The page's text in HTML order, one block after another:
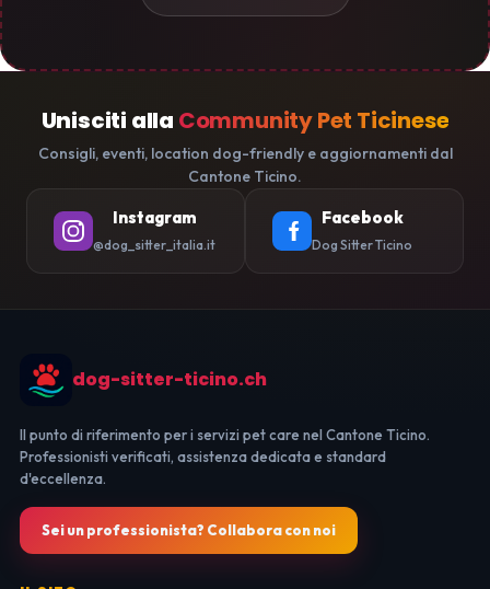
Unisciti alla Community Pet Ticinese
Consigli, eventi, location dog-friendly e aggiornamenti dal
Cantone Ticino.
Instagram
@dog_sitter_italia.it
Facebook
Dog Sitter Ticino
dog-sitter-ticino.ch
Il punto di riferimento per i servizi pet care nel Cantone Ticino.
Professionisti verificati, assistenza dedicata e standard
d'eccellenza.
Sei un professionista? Collabora con noi